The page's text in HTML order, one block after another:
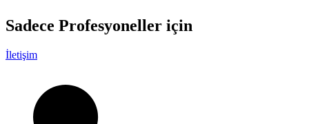
Sadece Profesyoneller için
İletişim